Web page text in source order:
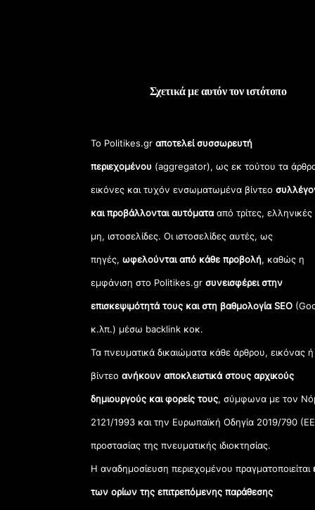
Σχετικά με αυτόν τον ιστότοπο
Το Politikes.grαποτελεί συσσωρευτή
περιεχομένου (aggregator), ως εκ τούτου τα
εικόνες και τυχόν ενσωματωμένα βίντεο
και προβάλλονται αυτόματααπό τρίτες, ελληνικές
μη, ιστοσελίδες. Οι ιστοσελίδες αυτές, ως
πηγές,ωφελούνται από κάθε προβολή, καθώς η
εμφάνιση στο Politikes.gr συνεισφέρει στην
επισκεψιμότητά τους και στη βαθμολογία SEO
κ.λπ.) μέσω backlink κοκ.
Τα πνευματικά δικαιώματα κάθε άρθρου, εικόνας ή
βίντεοανήκουν αποκλειστικά στους αρχικούς
δημιουργούς και φορείς τους, σύμφωνα με τον
2121/1993 και την Ευρωπαϊκή Οδηγία 2019/790
προστασίας της πνευματικής ιδιοκτησίας.
Η αναδημοσίευση περιεχομένου πραγματοποιείται
των ορίων της επιτρεπόμενης παράθεσης